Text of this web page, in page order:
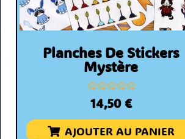
Planches De Stickers
Mystère
Note
14,50 €
AJOUTER AU PANIER